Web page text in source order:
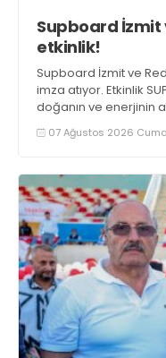
Supboard İzmit
etkinlik!
Supboard İzmit ve
imza atıyor. Etkinlik
doğanın ve enerjinin
deneyimini de
07 Ağustos 2026 Cuma